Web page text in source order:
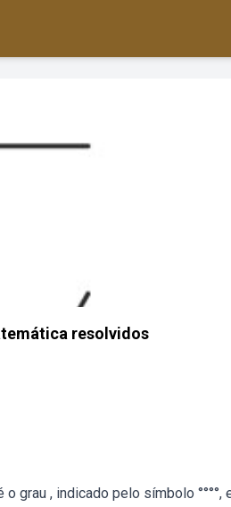
resolvidos
grau , indicado pelo símbolo °°°°,